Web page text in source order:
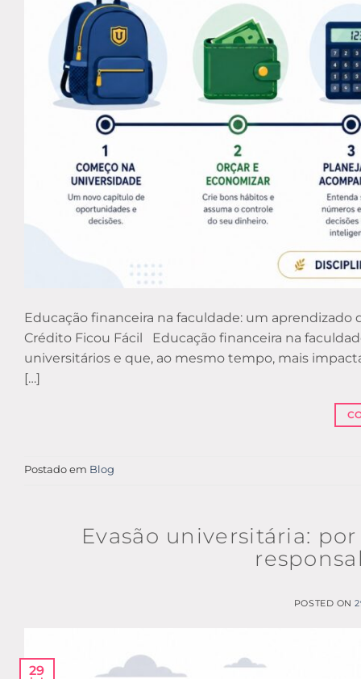
Educação financeira na faculdade: um aprendizado
Crédito Ficou Fácil Educação financeira na
universitários e que, ao mesmo tempo, mais
[…]
Postado em Blog
Evasão universitária:
POSTED ON
29